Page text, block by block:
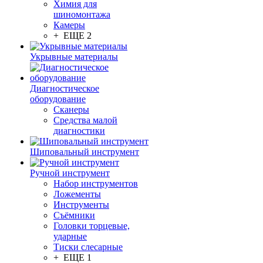
Химия для
шиномонтажа
Камеры
+ ЕЩЕ 2
Укрывные материалы
Диагностическое
оборудование
Сканеры
Средства малой
диагностики
Шиповальный инструмент
Ручной инструмент
Набор инструментов
Ложементы
Инструменты
Съёмники
Головки торцевые,
ударные
Тиски слесарные
+ ЕЩЕ 1